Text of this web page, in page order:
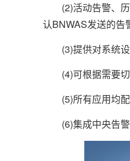
(2)活动告警、历
认BNWAS发送的告
(3)提供对系统设
(4)可根据需要切
(5)所有应用均配
(6)集成中央告警